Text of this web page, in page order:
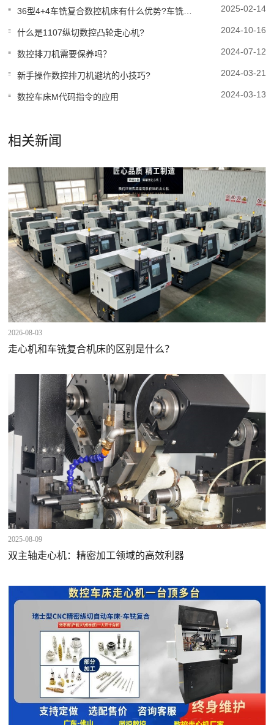
36型4+4车铣复合数控机床有什么优势?车铣复合机床哪家好? 2025-02-14
什么是1107纵切数控凸轮走心机? 2024-10-16
数控排刀机需要保养吗？ 2024-07-12
新手操作数控排刀机避坑的小技巧? 2024-03-21
数控车床M代码指令的应用 2024-03-13
相关新闻
2026-08-03
走心机和车铣复合机床的区别是什么？
2025-08-09
双主轴走心机：精密加工领域的高效利器